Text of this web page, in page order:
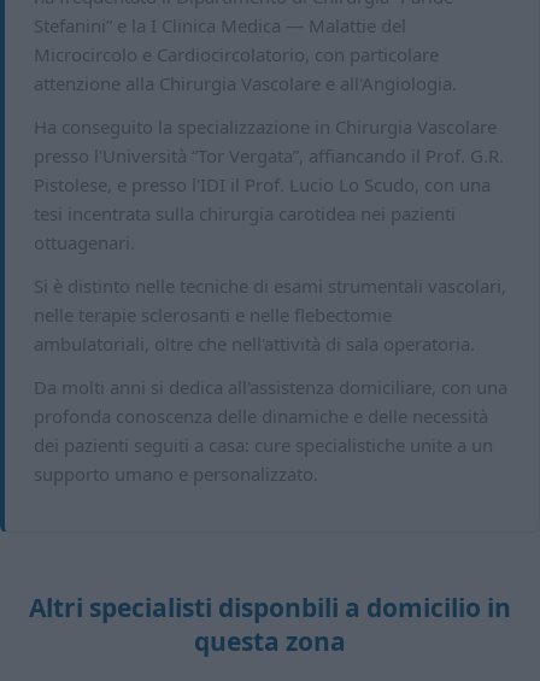
Stefanini” e la I Clinica Medica — Malattie del
Microcircolo e Cardiocircolatorio, con particolare
attenzione alla Chirurgia Vascolare e all'Angiologia.
Ha conseguito la specializzazione in Chirurgia Vascolare
presso l'Università “Tor Vergata”, affiancando il Prof. G.R.
Pistolese, e presso l'IDI il Prof. Lucio Lo Scudo, con una
tesi incentrata sulla chirurgia carotidea nei pazienti
ottuagenari.
Si è distinto nelle tecniche di esami strumentali vascolari,
nelle terapie sclerosanti e nelle flebectomie
ambulatoriali, oltre che nell'attività di sala operatoria.
Da molti anni si dedica all'assistenza domiciliare, con una
profonda conoscenza delle dinamiche e delle necessità
dei pazienti seguiti a casa: cure specialistiche unite a un
supporto umano e personalizzato.
Altri specialisti disponbili a domicilio in
questa zona